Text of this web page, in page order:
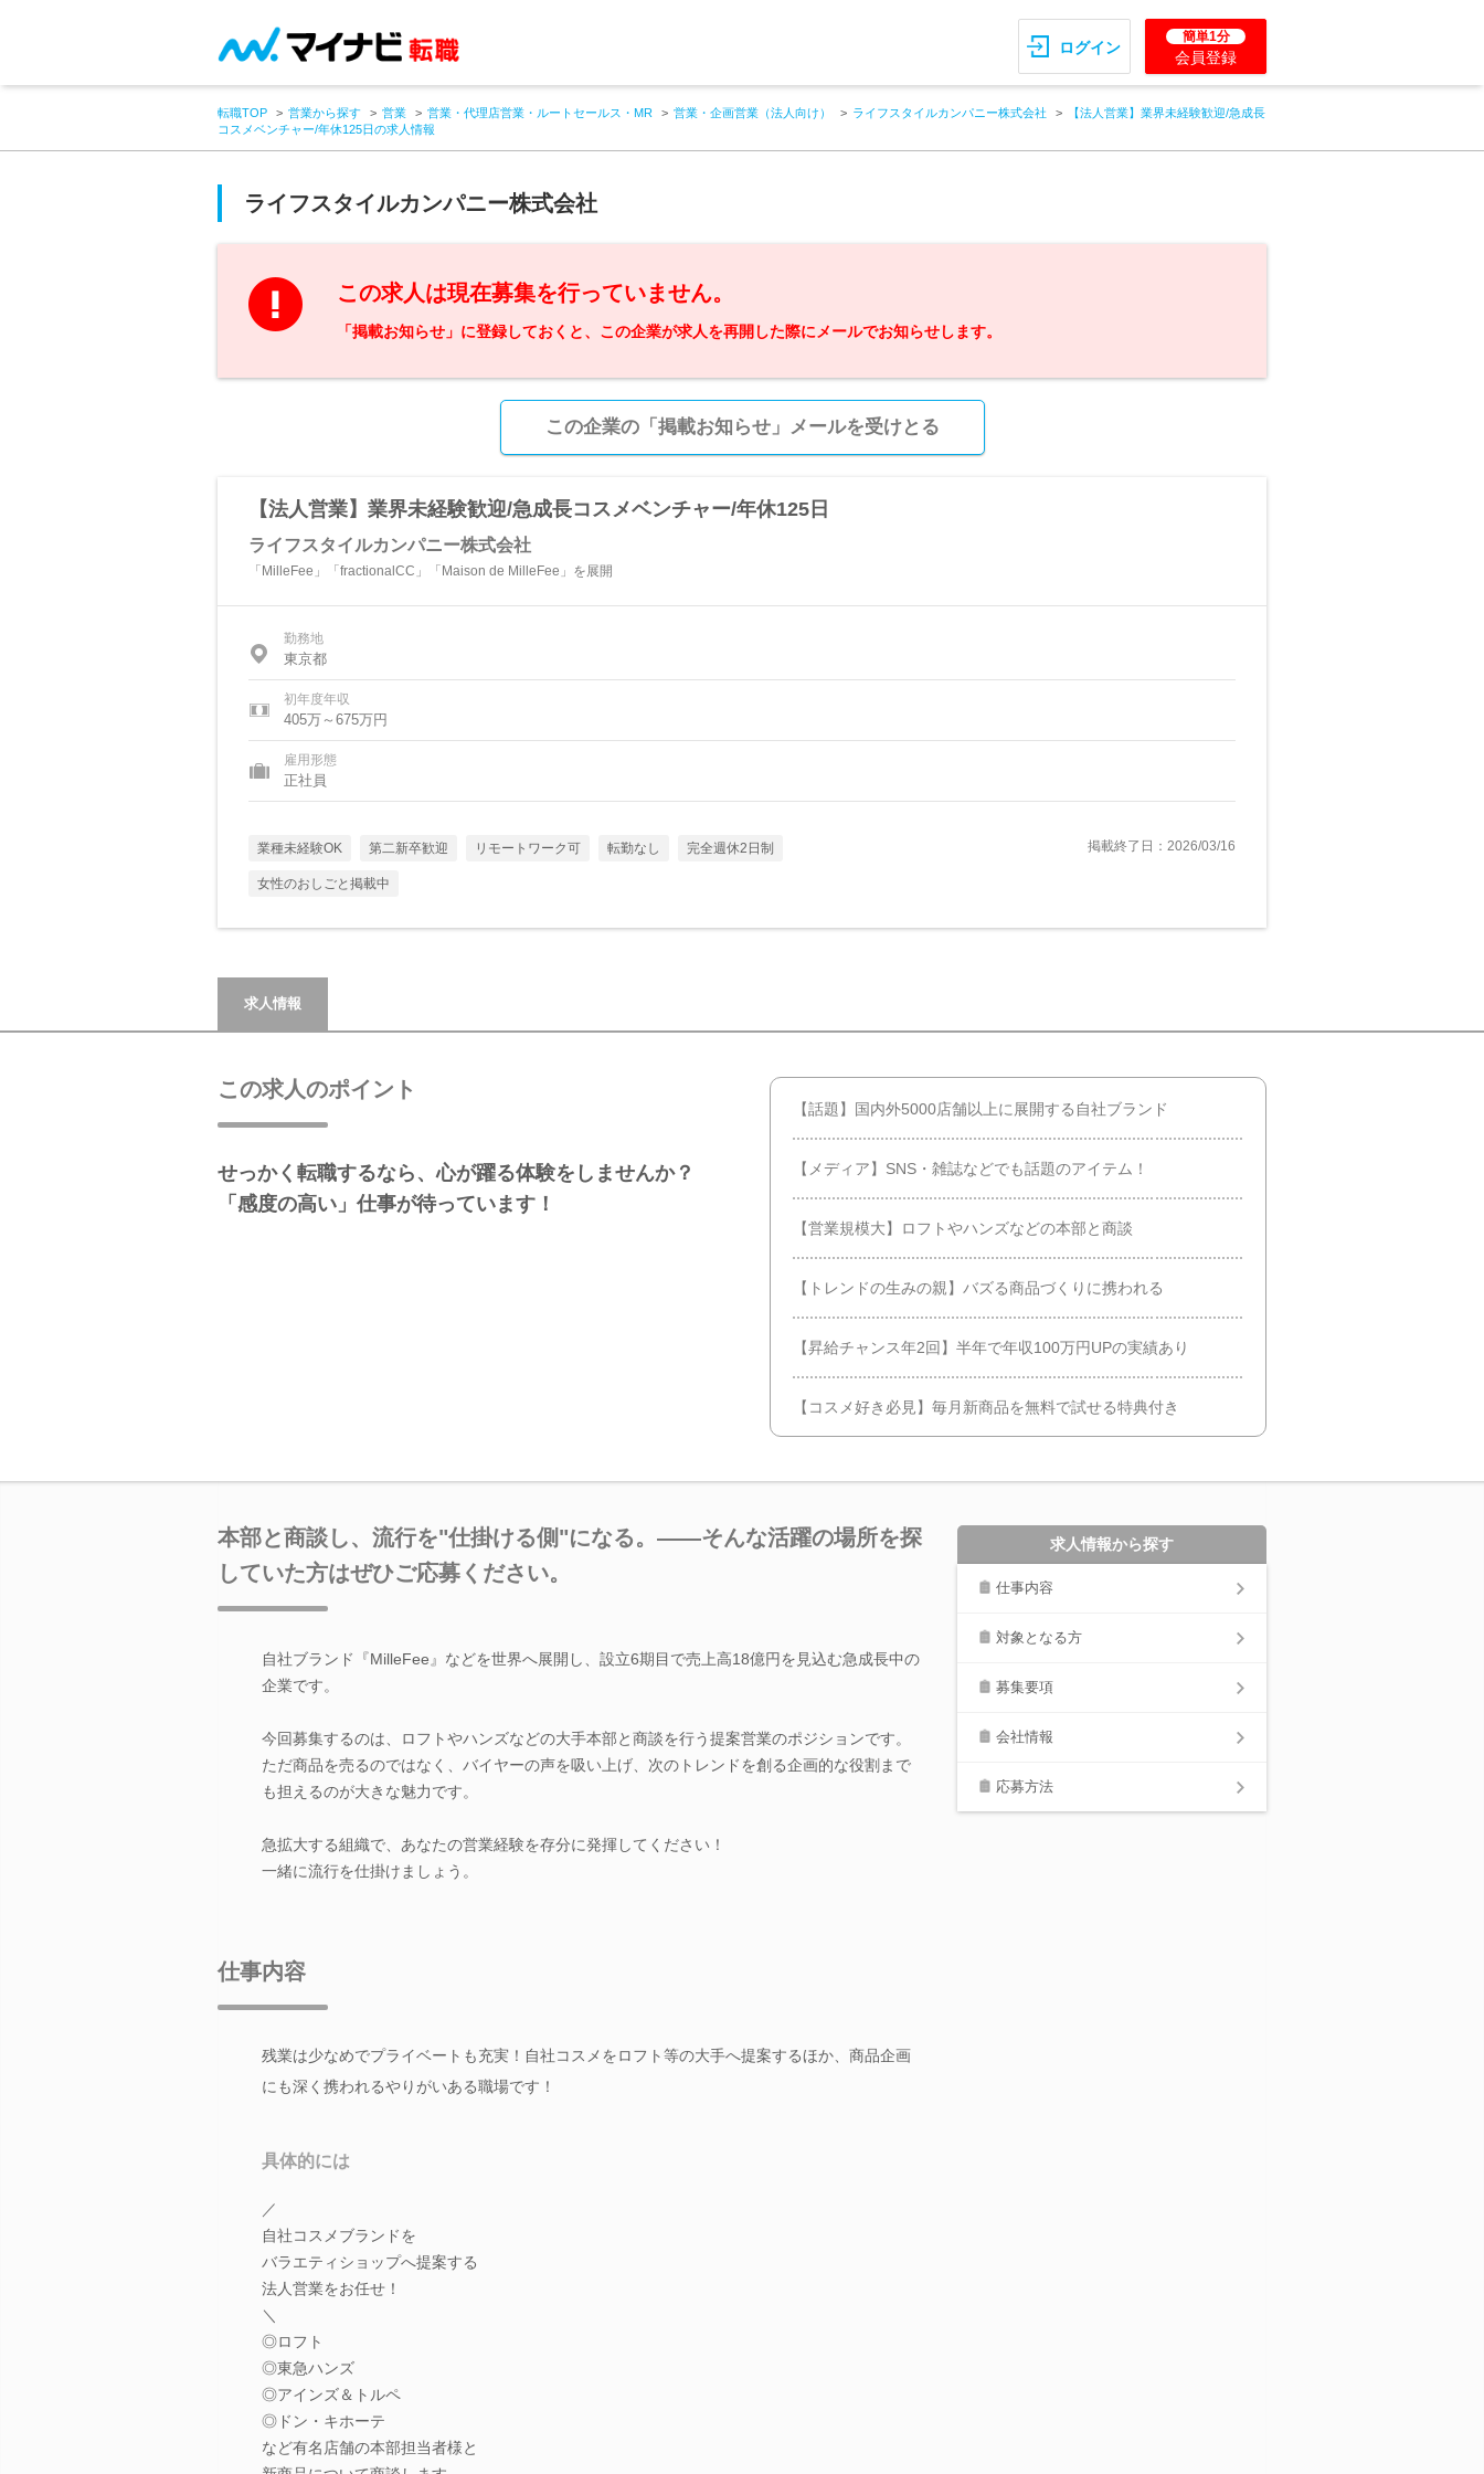
ログイン
簡単1分
会員登録
転職TOP 営業から探す 営業 営業・代理店営業・ルートセールス・MR 営業・企画営業（法人向け） ライフスタイルカンパニー株式会社
【法人営業】業界未経験歓迎/急成長
コスメベンチャー/年休125日の求人情報
ライフスタイルカンパニー株式会社
この求人は現在募集を行っていません。
「掲載お知らせ」に登録しておくと、この企業が求人を再開した際にメールでお知らせします。
この企業の「掲載お知らせ」メールを受けとる
【法人営業】業界未経験歓迎/急成長コスメベンチャー/年休125日
ライフスタイルカンパニー株式会社
「MilleFee」「fractionalCC」「Maison de MilleFee」を展開
勤務地
東京都
初年度年収
405万～675万円
雇用形態
正社員
業種未経験OK 第二新卒歓迎 リモートワーク可 転勤なし 完全週休2日制
女性のおしごと掲載中
掲載終了日：2026/03/16
求人情報
この求人のポイント
せっかく転職するなら、心が躍る体験をしませんか？
「感度の高い」仕事が待っています！
【話題】国内外5000店舗以上に展開する自社ブランド
【メディア】SNS・雑誌などでも話題のアイテム！
【営業規模大】ロフトやハンズなどの本部と商談
【トレンドの生みの親】バズる商品づくりに携われる
【昇給チャンス年2回】半年で年収100万円UPの実績あり
【コスメ好き必見】毎月新商品を無料で試せる特典付き
本部と商談し、流行を"仕掛ける側"になる。――そんな活躍の場所を探
していた方はぜひご応募ください。
自社ブランド『MilleFee』などを世界へ展開し、設立6期目で売上高18億円を見込む急成長中の
企業です。
今回募集するのは、ロフトやハンズなどの大手本部と商談を行う提案営業のポジションです。
ただ商品を売るのではなく、バイヤーの声を吸い上げ、次のトレンドを創る企画的な役割まで
も担えるのが大きな魅力です。
急拡大する組織で、あなたの営業経験を存分に発揮してください！
一緒に流行を仕掛けましょう。
仕事内容
残業は少なめでプライベートも充実！自社コスメをロフト等の大手へ提案するほか、商品企画
にも深く携われるやりがいある職場です！
具体的には
／
自社コスメブランドを
バラエティショップへ提案する
法人営業をお任せ！
＼
◎ロフト
◎東急ハンズ
◎アインズ＆トルペ
◎ドン・キホーテ
など有名店舗の本部担当者様と
求人情報から探す
仕事内容
対象となる方
募集要項
会社情報
応募方法